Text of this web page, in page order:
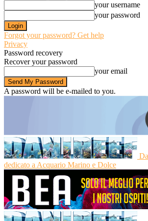
your username
your password
Forgot your password? Get help
Privacy
Password recovery
Recover your password
your email
A password will be e-mailed to you.
dedicato a Acquario Marino e Dolce